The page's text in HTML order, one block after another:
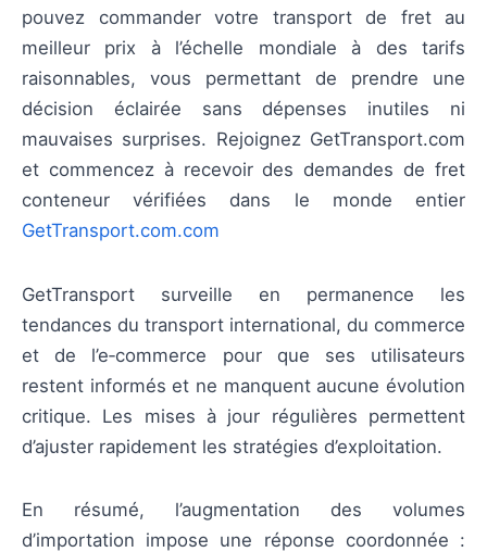
pouvez commander votre transport de fret au
meilleur prix à l’échelle mondiale à des tarifs
raisonnables, vous permettant de prendre une
décision éclairée sans dépenses inutiles ni
mauvaises surprises. Rejoignez GetTransport.com
et commencez à recevoir des demandes de fret
conteneur vérifiées dans le monde entier
GetTransport.com.com
GetTransport surveille en permanence les
tendances du transport international, du commerce
et de l’e‑commerce pour que ses utilisateurs
restent informés et ne manquent aucune évolution
critique. Les mises à jour régulières permettent
d’ajuster rapidement les stratégies d’exploitation.
En résumé, l’augmentation des volumes
d’importation impose une réponse coordonnée :